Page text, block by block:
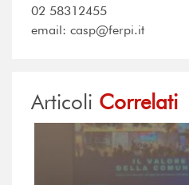
02 58312455
email: casp@ferpi.it
Articoli Correlati